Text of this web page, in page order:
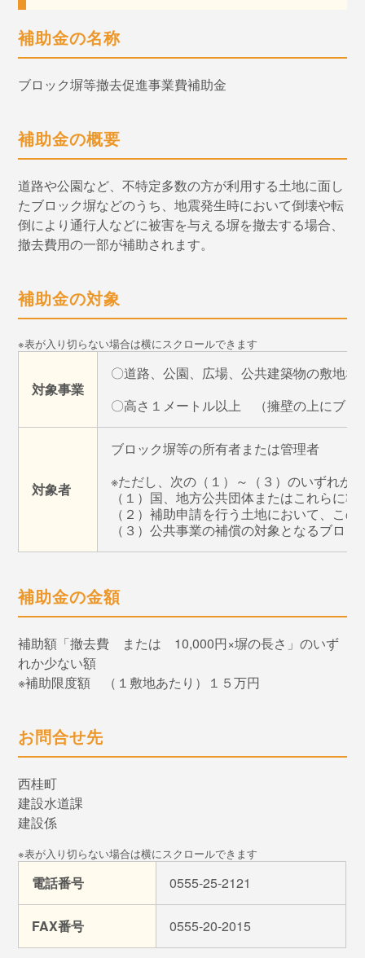
補助金の名称
ブロック塀等撤去促進事業費補助金
補助金の概要
道路や公園など、不特定多数の方が利用する土地に面し
たブロック塀などのうち、地震発生時において倒壊や転
倒により通行人などに被害を与える塀を撤去する場合、
撤去費用の一部が補助されます。
補助金の対象
対象事業
〇道路、公園、広場、公共建築物の敷地
〇高さ１メートル以上 （擁壁の上にブロ
対象者
ブロック塀等の所有者または管理者
※ただし、次の（１）～（３）のいずれか
（１）国、地方公共団体またはこれらに準
（２）補助申請を行う土地において、こ
（３）公共事業の補償の対象となるブロ
補助金の金額
補助額「撤去費 または 10,000円×塀の長さ」のいず
れか少ない額
※補助限度額 （１敷地あたり）１５万円
お問合せ先
西桂町
建設水道課
建設係
電話番号 0555-25-2121
FAX番号 0555-20-2015